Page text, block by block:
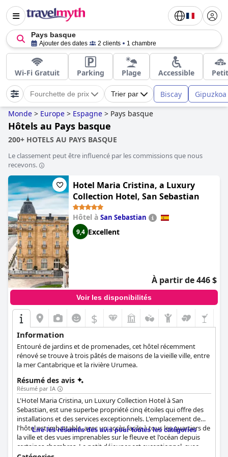
Pays basque
Ajouter des dates 2 clients 1 chambre
Wi-Fi Gratuit Parking Plage Accessible Petit
Fourchette de prix Trier par Biscay Gipuzkoa
Monde > Europe > Espagne > Pays basque
Hôtels au Pays basque
200+ HOTELS AU PAYS BASQUE
Le classement peut être influencé par les commissions que nous
recevons.
Hotel Maria Cristina, a Luxury
Collection Hotel, San Sebastian
Hôtel à San Sebastian
9,4 Excellent
À partir de 446 $
Voir les disponibilités
$
Information
Entouré de jardins et de promenades, cet hôtel récemment
rénové se trouve à trois pâtés de maisons de la vieille ville, entre
la mer Cantabrique et la rivière Urumea.
Résumé des avis
Résumé par IA
L'Hotel Maria Cristina, un Luxury Collection Hotel à San
Sebastian, est une superbe propriété cinq étoiles qui offre des
installations et des services exceptionnels. L'emplacement de
l'hôtel est imbattable, avec un accès facile à tous les quartiers de
la ville et des vues imprenables sur le fleuve et l'océan depuis
certaines chambres. Le petit déjeuner est exceptionnel, avec
Lire les résumés des avis pour toutes les catégories